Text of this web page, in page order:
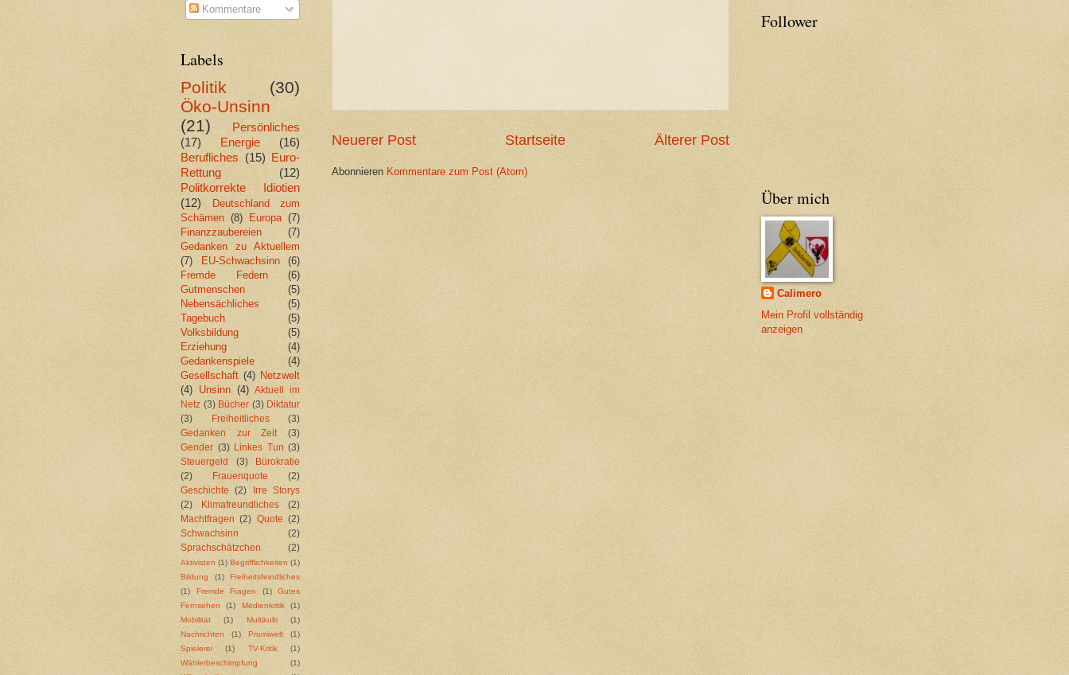
Neuerer Post Älterer Post
Startseite
Abonnieren Kommentare zum Post (Atom)
Kommentare
Labels
Politik
(30)
Öko-Unsinn
(21)
Persönliches
(17)
Energie
(16)
Berufliches (15) Euro-
Rettung
(12)
Politkorrekte Idiotien
(12)
Deutschland zum
Schämen (8) Europa (7)
Finanzzaubereien
(7)
Gedanken zu Aktuellem
(7)
EU-Schwachsinn
(6)
Fremde Federn
(6)
Gutmenschen
(5)
Nebensächliches
(5)
Tagebuch
(5)
Volksbildung
(5)
Erziehung
(4)
Gedankenspiele
(4)
Gesellschaft (4) Netzwelt
(4) Unsinn (4)
Aktuell im
Netz (3) Bücher (3)
Diktatur
(3)
Freiheitliches
(3)
Gedanken zur Zeit
(3)
Gender (3) Linkes Tun (3)
Steuergeld
(3)
Bürokratie
(2)
Frauenquote
(2)
Geschichte
(2)
Irre Storys
(2)
Klimafreundliches
(2)
Machtfragen
(2) Quote (2)
Schwachsinn
(2)
Sprachschätzchen
(2)
Aktivisten (1) Begrifflichkeiten (1)
Bildung
(1)
Freiheitsfeindliches
(1)
Fremde Fragen (1)
Gutes
Fernsehen
(1) Medienkritik
(1)
Mobilität
(1) Multikulti
(1)
Nachrichten
(1) Promiwelt
(1)
Spielerei
(1) TV-Kritik
(1)
Wählerbeschimpfung
(1)
Follower
Über mich
Calimero
Mein Profil vollständig
anzeigen